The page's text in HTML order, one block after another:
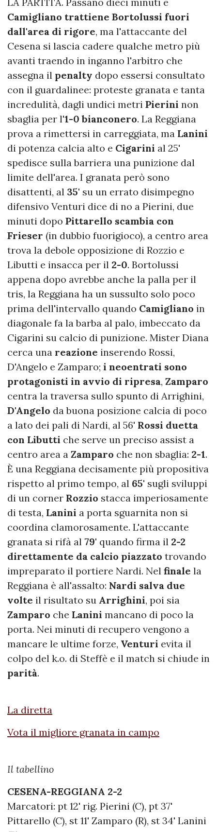
Camigliano trattiene Bortolussi fuori
dall'area di rigore, ma l'attaccante del
Cesena si lascia cadere qualche metro più
avanti traendo in inganno l'arbitro che
assegna il penalty dopo essersi consultato
con il guardalinee: proteste granata e tanta
incredulità, dagli undici metri Pierini non
sbaglia per l'1-0 bianconero. La Reggiana
prova a rimettersi in carreggiata, ma Lanini
di potenza calcia alto e Cigarini al 25'
spedisce sulla barriera una punizione dal
limite dell'area. I granata però sono
disattenti, al 35' su un errato disimpegno
difensivo Venturi dice di no a Pierini, due
minuti dopo Pittarello scambia con
Frieser (in dubbio fuorigioco), a centro area
trova la debole opposizione di Rozzio e
Libutti e insacca per il 2-0. Bortolussi
appena dopo avrebbe anche la palla per il
tris, la Reggiana ha un sussulto solo poco
prima dell'intervallo quando Camigliano in
diagonale fa la barba al palo, imbeccato da
Cigarini su calcio di punizione. Mister Diana
cerca una reazione inserendo Rossi,
D'Angelo e Zamparo; i neoentrati sono
protagonisti in avvio di ripresa, Zamparo
centra la traversa sullo spunto di Arrighini,
D'Angelo da buona posizione calcia di poco
a lato dei pali di Nardi, al 56' Rossi duetta
con Libutti che serve un preciso assist a
centro area a Zamparo che non sbaglia: 2-1.
È una Reggiana decisamente più propositiva
rispetto al primo tempo, al 65' sugli sviluppi
di un corner Rozzio stacca imperiosamente
di testa, Lanini a porta sguarnita non si
coordina clamorosamente. L'attaccante
granata si rifà al 79' quando firma il 2-2
direttamente da calcio piazzato trovando
impreparato il portiere Nardi. Nel finale la
Reggiana è all'assalto: Nardi salva due
volte il risultato su Arrighini, poi sia
Zamparo che Lanini mancano di poco la
porta. Nei minuti di recupero vengono a
mancare le ultime forze, Venturi evita il
colpo del k.o. di Steffè e il match si chiude in
parità.
La diretta
Vota il migliore granata in campo
Il tabellino
CESENA-REGGIANA 2-2
Marcatori: pt 12' rig. Pierini (C), pt 37'
Pittarello (C), st 11' Zamparo (R), st 34' Lanini